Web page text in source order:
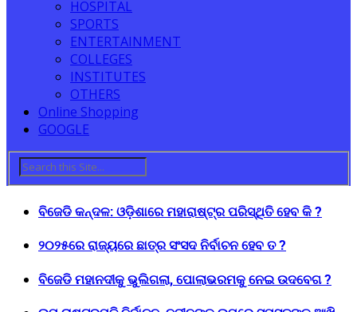
HOSPITAL
SPORTS
ENTERTAINMENT
COLLEGES
INSTITUTES
OTHERS
Online Shopping
GOOGLE
ବିଜେଡି କନ୍ଦଳ: ଓଡ଼ିଶାରେ ମହାରାଷ୍ଟ୍ର ପରିସ୍ଥିତି ହେବ କି ?
୨୦୨୫ରେ ରାଜ୍ୟରେ ଛାତ୍ର ସଂସଦ ନିର୍ବାଚନ ହେବ ତ ?
ବିଜେଡି ମହାନଦୀକୁ ଭୁଲିଗଲା, ପୋଲାଭରମକୁ ନେଇ ଉଦବେଗ ?